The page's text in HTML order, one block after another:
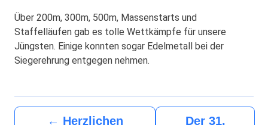
Über 200m, 300m, 500m, Massenstarts und
Staffelläufen gab es tolle Wettkämpfe für unsere
Jüngsten. Einige konnten sogar Edelmetall bei der
Siegerehrung entgegen nehmen.
← Herzlichen
Der 31.